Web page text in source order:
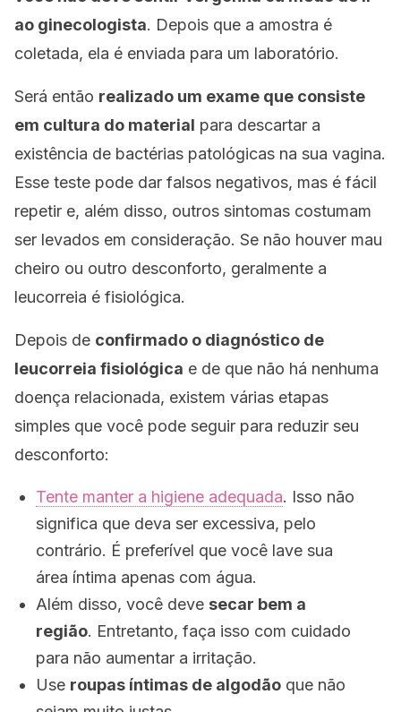
ao ginecologista. Depois que a amostra é
coletada, ela é enviada para um laboratório.
Será então realizado um exame que consiste
em cultura do material para descartar a
existência de bactérias patológicas na sua vagina.
Esse teste pode dar falsos negativos, mas é fácil
repetir e, além disso, outros sintomas costumam
ser levados em consideração. Se não houver mau
cheiro ou outro desconforto, geralmente a
leucorreia é fisiológica.
Depois de confirmado o diagnóstico de
leucorreia fisiológica e de que não há nenhuma
doença relacionada, existem várias etapas
simples que você pode seguir para reduzir seu
desconforto:
Tente manter a higiene adequada. Isso não
significa que deva ser excessiva, pelo
contrário. É preferível que você lave sua
área íntima apenas com água.
Além disso, você deve secar bem a
região. Entretanto, faça isso com cuidado
para não aumentar a irritação.
Use roupas íntimas de algodão que não